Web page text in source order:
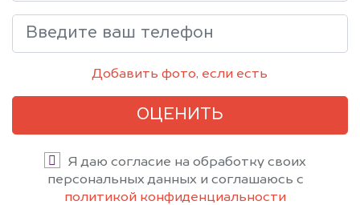
Добавить фото, если есть
ОЦЕНИТЬ
Я даю согласие на обработку своих
персональных данных и соглашаюсь с
политикой конфиденциальности